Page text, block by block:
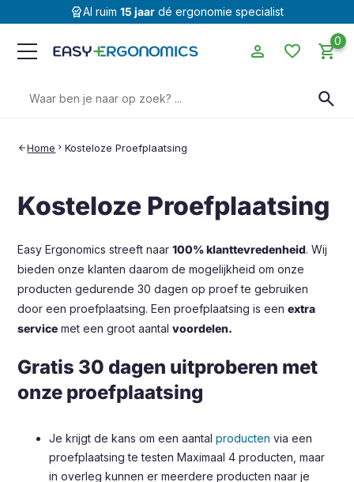
editor_choiceAl ruim 15 jaar dé ergonomie specialist
search
person favorite 0
shopping_cart
arrow_backHome chevron_rightKosteloze Proefplaatsing
Kosteloze Proefplaatsing
Easy Ergonomics streeft naar100% klanttevredenheid. Wij
bieden onze klanten daarom de mogelijkheid om onze
producten gedurende 30 dagen op proef te gebruiken
door een proefplaatsing. Een proefplaatsing is eenextra
service met een groot aantalvoordelen.
Gratis 30 dagen uitproberen met
onze proefplaatsing
Je krijgt de kans om een aantalproducten via een
proefplaatsing te testen Maximaal 4 producten, maar
in overleg kunnen er meerdere producten naar je